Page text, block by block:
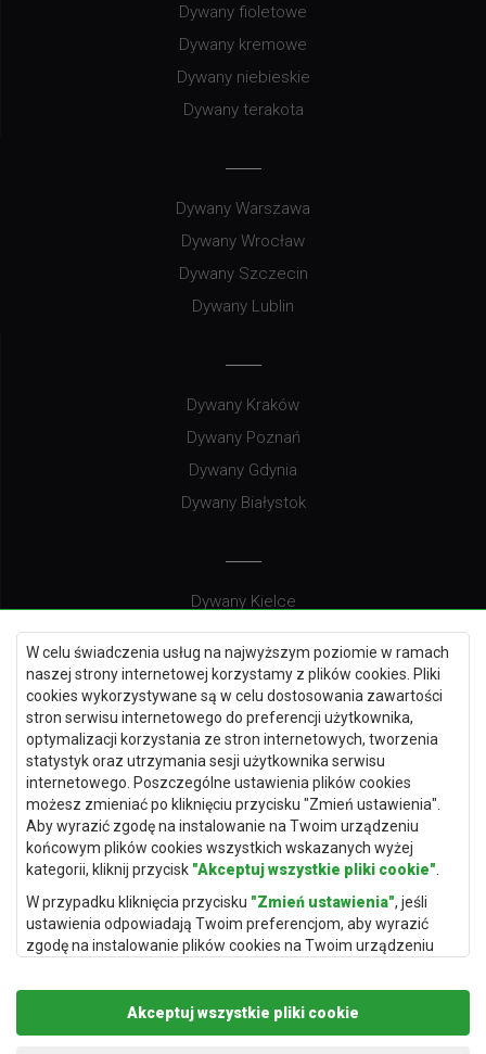
W celu świadczenia usług na najwyższym poziomie w ramach
naszej strony internetowej korzystamy z plików cookies. Pliki
cookies wykorzystywane są w celu dostosowania zawartości
stron serwisu internetowego do preferencji użytkownika,
optymalizacji korzystania ze stron internetowych, tworzenia
statystyk oraz utrzymania sesji użytkownika serwisu
internetowego. Poszczególne ustawienia plików cookies
możesz zmieniać po kliknięciu przycisku "Zmień ustawienia".
Aby wyrazić zgodę na instalowanie na Twoim urządzeniu
końcowym plików cookies wszystkich wskazanych wyżej
kategorii, kliknij przycisk "Akceptuj wszystkie pliki cookie"
W przypadku kliknięcia przycisku "Zmień ustawienia", jeśli
ustawienia odpowiadają Twoim preferencjom, aby wyrazić
zgodę na instalowanie plików cookies na Twoim urządzeniu
"Zapisz i zaakceptuj".
Podstawą przetwarzania danych osobowych, w zakresie w
Akceptuj wszystkie pliki cookie
Dywany fioletowe
Dywany kremowe
Dywany niebieskie
Dywany terakota
Dywany Warszawa
Dywany Wrocław
Dywany Szczecin
Dywany Lublin
Dywany Kraków
Dywany Poznań
Dywany Gdynia
Dywany Białystok
Dywany Kielce
Dywany Gdańsk
Dywany Toruń
Dywany Bydgoszcz
Dywany Łódź
Dywany Katowice
Dywany Rzeszów
Dywany Częstochowa